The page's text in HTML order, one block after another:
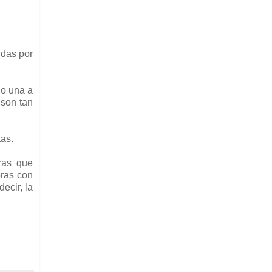
por
una a
tan
que
con
la